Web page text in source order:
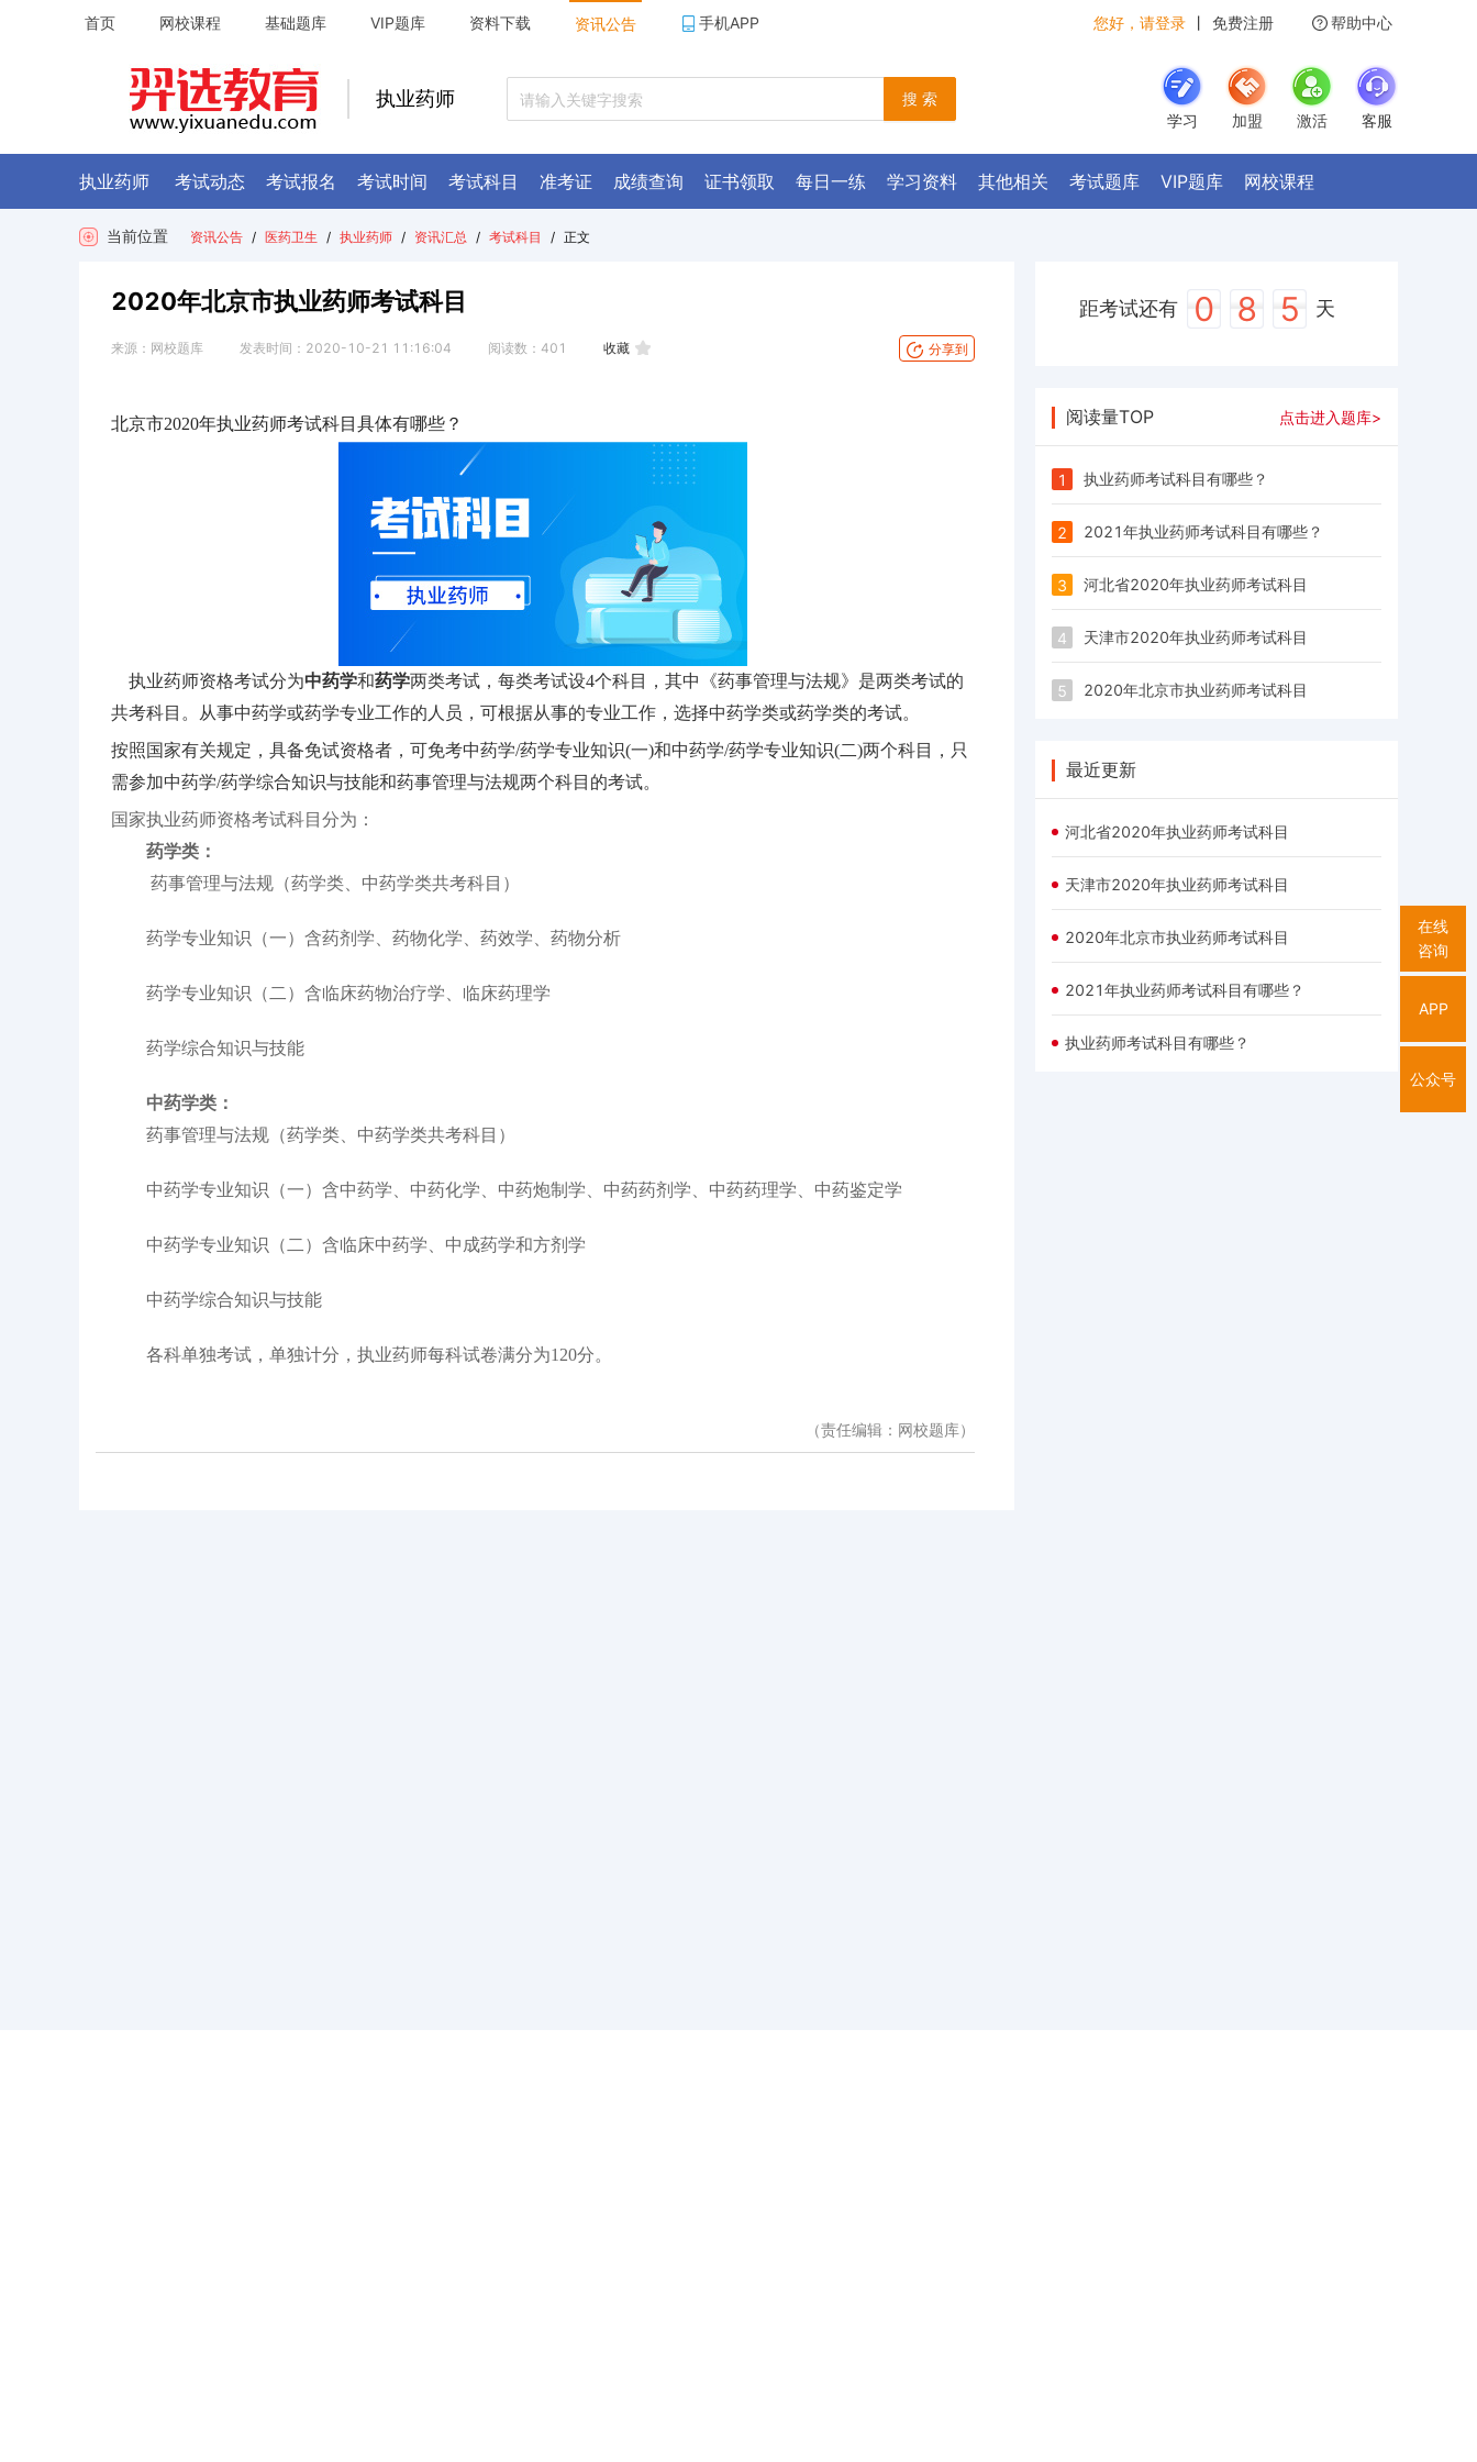
首页 网校课程 基础题库 VIP题库 资料下载 资讯公告 手机APP 您好，请登录 丨 免费注册 帮助中心
在线
咨询
APP
公众号
执业药师
搜 索
学习
加盟 激活 客服
执业药师 考试动态 考试报名 考试时间 考试科目 准考证 成绩查询 证书领取 每日一练 学习资料 其他相关 考试题库 VIP题库 网校课程
当前位置 资讯公告 / 医药卫生 / 执业药师 / 资讯汇总 / 考试科目 / 正文
2020年北京市执业药师考试科目
来源： 网校题库 发表时间： 2020-10-21 11:16:04 阅读数： 401 收藏 分享到
北京市2020年执业药师考试科目具体有哪些？
执业药师资格考试分为中药学和药学两类考试，每类考试设4个科目，其中《药事管理与法规》是两类考试的
共考科目。从事中药学或药学专业工作的人员，可根据从事的专业工作，选择中药学类或药学类的考试。
按照国家有关规定，具备免试资格者，可免考中药学/药学专业知识(一)和中药学/药学专业知识(二)两个科目，只
需参加中药学/药学综合知识与技能和药事管理与法规两个科目的考试。
国家执业药师资格考试科目分为：
药学类：
药事管理与法规（药学类、中药学类共考科目）
药学专业知识（一）含药剂学、药物化学、药效学、药物分析
药学专业知识（二）含临床药物治疗学、临床药理学
药学综合知识与技能
中药学类：
药事管理与法规（药学类、中药学类共考科目）
中药学专业知识（一）含中药学、中药化学、中药炮制学、中药药剂学、中药药理学、中药鉴定学
中药学专业知识（二）含临床中药学、中成药学和方剂学
中药学综合知识与技能
各科单独考试，单独计分，执业药师每科试卷满分为120分。
（责任编辑：网校题库）
距考试还有 0 8 5 天
阅读量TOP 点击进入题库>
1 执业药师考试科目有哪些？
2 2021年执业药师考试科目有哪些？
3 河北省2020年执业药师考试科目
4 天津市2020年执业药师考试科目
5 2020年北京市执业药师考试科目
最近更新
河北省2020年执业药师考试科目
天津市2020年执业药师考试科目
2020年北京市执业药师考试科目
2021年执业药师考试科目有哪些？
执业药师考试科目有哪些？